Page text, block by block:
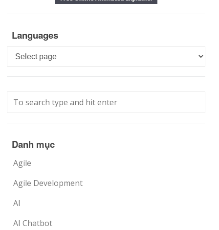
Languages
Languages
Danh mục
Agile
Agile Development
AI
AI Chatbot